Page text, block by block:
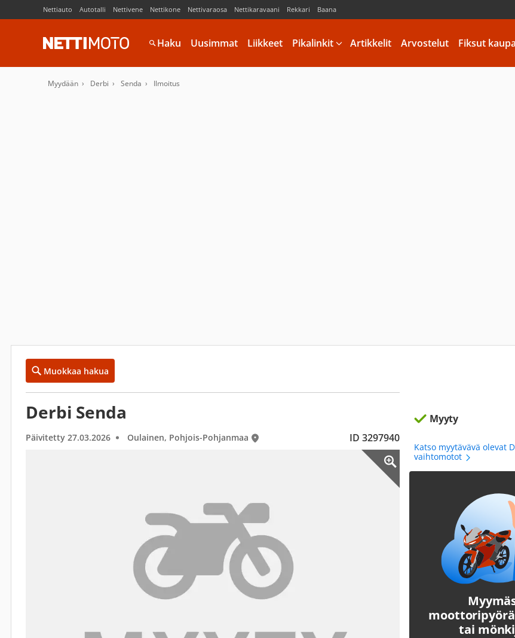
Nettiauto Autotalli Nettivene Nettikone Nettivaraosa Nettikaravaani Rekkari Baana
Haku Uusimmat Liikkeet Pikalinkit Artikkelit Arvostelut Fiksut
Myydään Derbi Senda Ilmoitus
Muokkaa hakua
Derbi Senda
Päivitetty 27.03.2026 Oulainen, Pohjois-Pohjanmaa ID 3297940
Myyty
Katso myytävävä olevat
vaihtomotot
tai